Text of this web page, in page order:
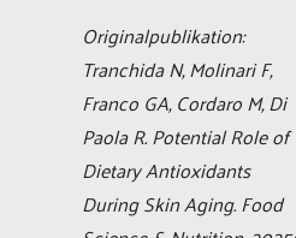
Originalpublikation:
Tranchida N, Molinari F,
Franco GA, Cordaro M, Di
Paola R. Potential Role of
Dietary Antioxidants
During Skin Aging. Food